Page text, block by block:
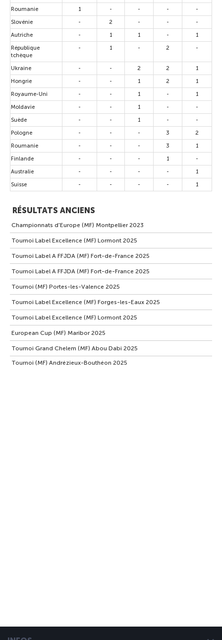
Roumanie
1 - - -
-
Slovénie
- 2 - -
-
Autriche
- 1 1 -
1
République
tchèque
- 1 - 2 -
Ukraine - - 2 2
1
Hongrie
- - 1 2
1
Royaume-Uni
- - 1 -
1
Moldavie
- - 1 -
-
Suède
- - 1 -
-
Pologne
- - - 3
2
Roumanie
- - - 3
1
Finlande
- - - 1
-
Australie
- - - -
1
Suisse
- - - - 1
RÉSULTATS ANCIENS
Championnats d'Europe (MF) Montpellier 2023
Tournoi Label Excellence (MF) Lormont 2025
Tournoi Label A FFJDA (MF) Fort-de-France 2025
Tournoi Label A FFJDA (MF) Fort-de-France 2025
Tournoi (MF) Portes-les-Valence 2025
Tournoi Label Excellence (MF) Forges-les-Eaux 2025
Tournoi Label Excellence (MF) Lormont 2025
European Cup (MF) Maribor 2025
Tournoi Grand Chelem (MF) Abou Dabi 2025
Tournoi (MF) Andrézieux-Bouthéon 2025